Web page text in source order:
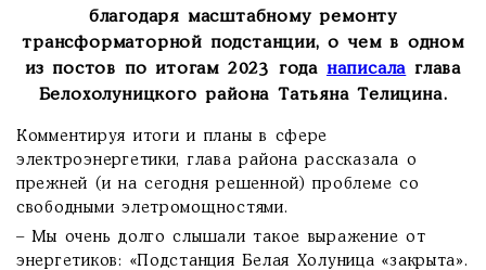
благодаря масштабному ремонту
трансформаторной подстанции, о чем в одном
из постов по итогам 2023 года написала глава
Белохолуницкого района Татьяна Телицина.
Комментируя итоги и планы в сфере
электроэнергетики, глава района рассказала о
прежней (и на сегодня решенной) проблеме со
свободными элетромощностями.
– Мы очень долго слышали такое выражение от
энергетиков: «Подстанция Белая Холуница «закрыта».